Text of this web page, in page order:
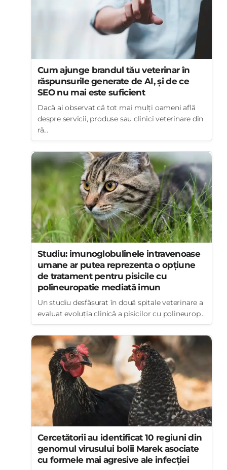
Cum ajunge brandul tău veterinar în
răspunsurile generate de AI, și de ce
SEO nu mai este suficient
Dacă ai observat că tot mai mulți oameni află
despre servicii, produse sau clinici veterinare din
ră...
Studiu: imunoglobulinele intravenoase
umane ar putea reprezenta o opțiune
de tratament pentru pisicile cu
polineuropatie mediată imun
Un studiu desfășurat în două spitale veterinare a
evaluat evoluția clinică a pisicilor cu polineurop...
Cercetătorii au identificat 10 regiuni din
genomul virusului bolii Marek asociate
cu formele mai agresive ale infecției